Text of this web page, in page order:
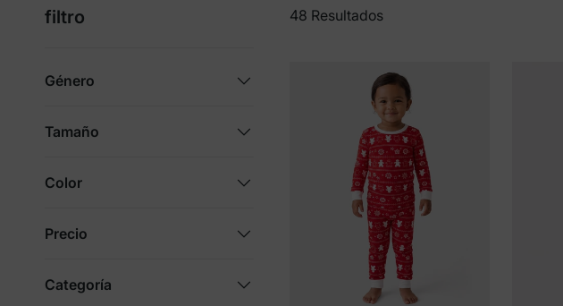
48 Resultados
filtro
Género
Tamaño
Color
Precio
Categoría